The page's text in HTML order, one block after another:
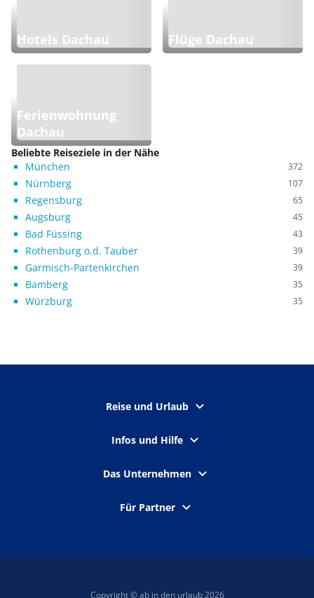
Hotels Dachau Flüge Dachau
Ferienwohnung
Dachau
Beliebte Reiseziele in der Nähe
München
372
Nürnberg 107
Regensburg 65
Augsburg 45
Bad Füssing 43
Rothenburg o.d. Tauber 39
Garmisch-Partenkirchen 39
Bamberg 35
Würzburg 35
Reise und Urlaub
Infos und Hilfe
Das Unternehmen
Für Partner
Copyright © ab in den urlaub 2026